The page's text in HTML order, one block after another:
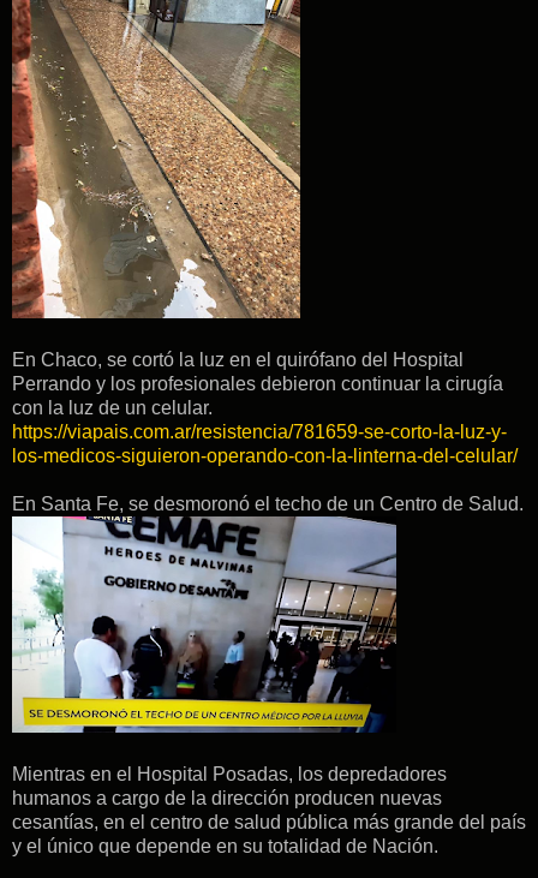
En Chaco, se cortó la luz en el quirófano del Hospital
Perrando y los profesionales debieron continuar la cirugía
con la luz de un celular.
https://viapais.com.ar/resistencia/781659-se-corto-la-luz-y-
los-medicos-siguieron-operando-con-la-linterna-del-celular/
En Santa Fe, se desmoronó el techo de un Centro de Salud.
Mientras en el Hospital Posadas, los depredadores
humanos a cargo de la dirección producen nuevas
cesantías, en el centro de salud pública más grande del país
y el único que depende en su totalidad de Nación.